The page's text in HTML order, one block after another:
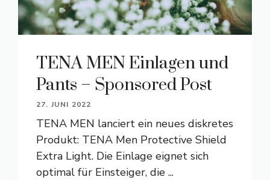
TENA MEN Einlagen und
Pants – Sponsored Post
27. JUNI 2022
TENA MEN lanciert ein neues diskretes
Produkt: TENA Men Protective Shield
Extra Light. Die Einlage eignet sich
optimal für Einsteiger, die ...